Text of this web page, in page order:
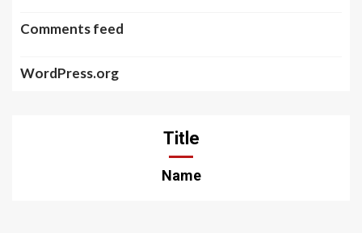
Comments feed
WordPress.org
Title
Name